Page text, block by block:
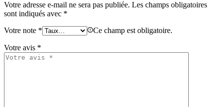
Votre adresse e-mail ne sera pas publiée. Les champs obligatoires
sont indiqués avec *
Votre note * Ce champ est obligatoire.
Votre avis *